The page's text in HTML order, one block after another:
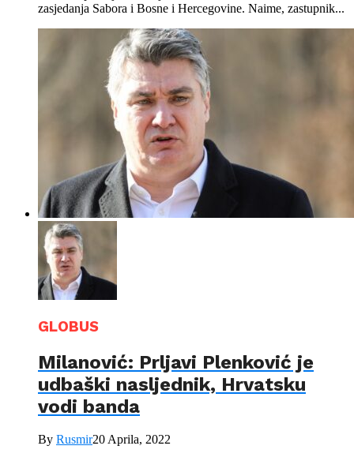
zasjedanja Sabora i Bosne i Hercegovine. Naime, zastupnik...
GLOBUS
Milanović: Prljavi Plenković je
udbaški nasljednik, Hrvatsku
vodi banda
By Rusmir20 Aprila, 2022